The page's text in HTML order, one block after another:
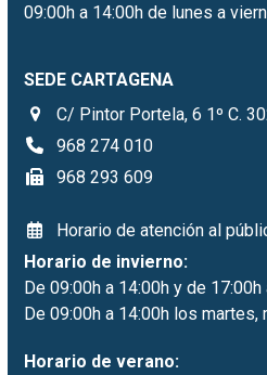
09:00h a 14:00h de lunes a
SEDE CARTAGENA
C/ Pintor Portela, 6 1º C.
968 274 010
968 293 609
Horario de atención al
Horario de invierno:
De 09:00h a 14:00h y de
De 09:00h a 14:00h los
Horario de verano: